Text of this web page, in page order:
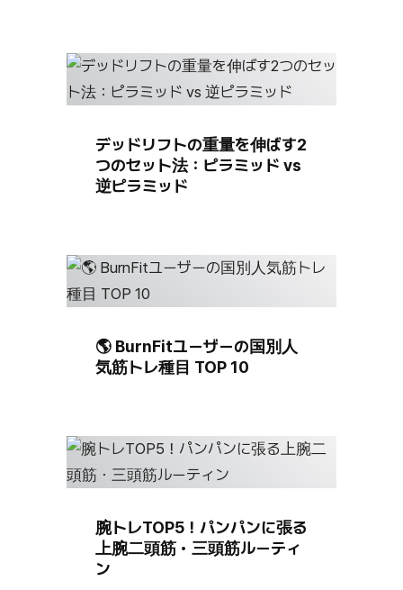
デッドリフトの重量を伸ばす2
つのセット法：ピラミッド vs
逆ピラミッド
🌎 BurnFitユーザーの国別人
気筋トレ種目 TOP 10
腕トレTOP5！パンパンに張る
上腕二頭筋・三頭筋ルーティ
ン